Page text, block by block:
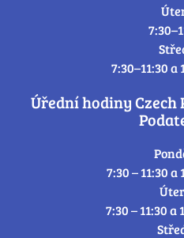
7:30–11:30 a
Úřední hodiny Czech
7:30 – 11:30 a
7:30 – 11:30 a